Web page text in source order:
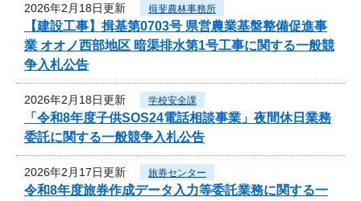
2026年2月18日更新 揖斐農林事務所
【建設工事】揖基第0703号 県営農業基盤整備促進事
業 オオノ西部地区 暗渠排水第1号工事に関する一般競
争入札公告
2026年2月18日更新 学校安全課
「令和8年度子供SOS24電話相談事業」夜間休日業務
委託に関する一般競争入札公告
2026年2月17日更新 旅券センター
令和8年度旅券作成データ入力等委託業務に関する一